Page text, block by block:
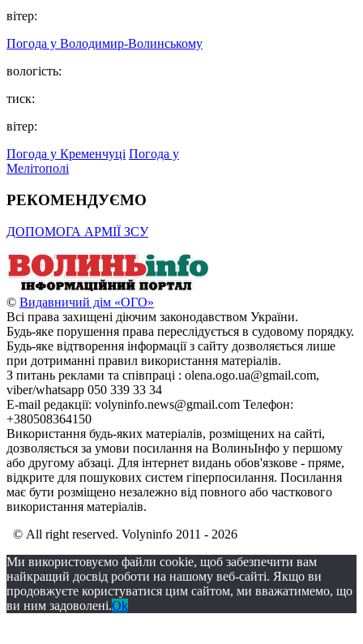
вітер:
Погода у Володимир-Волинському
вологість:
тиск:
вітер:
Погода у Кременчуці Погода у
Мелітополі
РЕКОМЕНДУЄМО
ДОПОМОГА АРМІЇ ЗСУ
© Видавничий дім «ОГО»
Всі права захищені діючим законодавством України.
Будь-яке порушення права переслідується в судовому порядку.
Будь-яке відтворення інформації з сайту дозволяється лише
при дотриманні правил використання матеріалів.
З питань реклами та співпраці : olena.ogo.ua@gmail.com,
viber/whatsapp 050 339 33 34
E-mail редакції: volyninfo.news@gmail.com Телефон:
+380508364150
Використання будь-яких матеріалів, розміщених на сайті,
дозволяється за умови посилання на ВолиньІнфо у першому
або другому абзаці. Для інтернет видань обов'язкове - пряме,
відкрите для пошукових систем гіперпосилання. Посилання
має бути розміщено незалежно від повного або часткового
використання матеріалів.
© All right reserved. Volyninfo 2011 - 2026
Ми використовуємо файли cookie, щоб забезпечити вам
найкращий досвід роботи на нашому веб-сайті. Якщо ви
продовжуєте користуватися цим сайтом, ми вважатимемо, що
ви ним задоволені.Ok